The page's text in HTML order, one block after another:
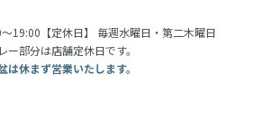
〜19:00【定休日】 毎週水曜日・第二木曜日
ー部分は店舗定休日です。
は休まず営業いたします。